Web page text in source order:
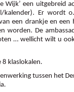
Wijk’ een uitgebreid
Er wordt
een drankje en een
worden. De
… wellicht wilt u
8 klaslokalen.
tussen het